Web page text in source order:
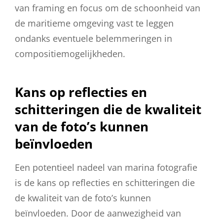
van framing en focus om de schoonheid van
de maritieme omgeving vast te leggen
ondanks eventuele belemmeringen in
compositiemogelijkheden.
Kans op reflecties en
schitteringen die de kwaliteit
van de foto’s kunnen
beïnvloeden
Een potentieel nadeel van marina fotografie
is de kans op reflecties en schitteringen die
de kwaliteit van de foto’s kunnen
beïnvloeden. Door de aanwezigheid van